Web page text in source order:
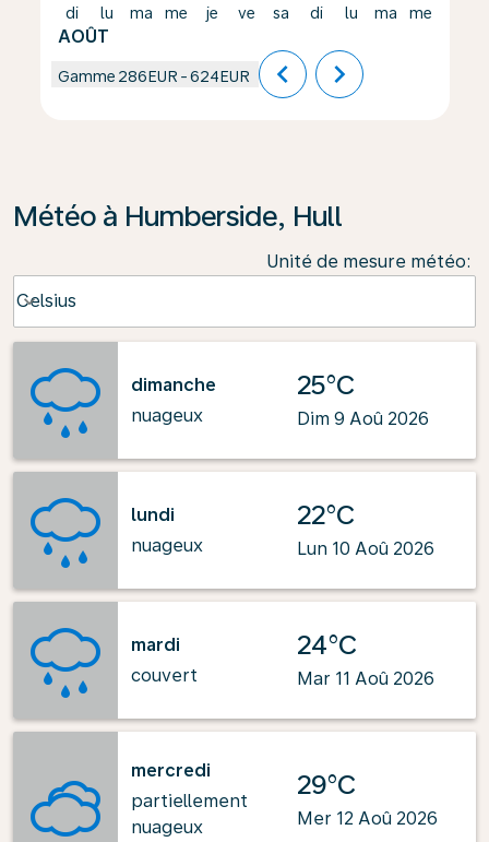
di
AOÛT
lu ma me je ve sa di lu ma me
Gamme 286EUR -624EUR chevron_left chevron_right
Météo à Humberside, Hull
Unité de mesure météo:
Celsius
keyboard_arrow_down
dimanche
nuageux
25°C
Dim 9 Aoû 2026
lundi
nuageux
22°C
Lun 10 Aoû 2026
mardi
couvert
24°C
Mar 11 Aoû 2026
mercredi
partiellement
nuageux
29°C
Mer 12 Aoû 2026